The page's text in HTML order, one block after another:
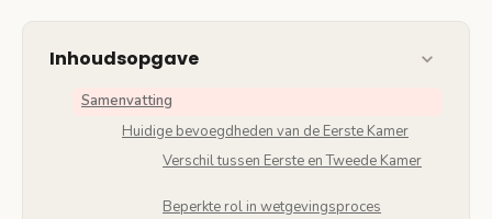
Inhoudsopgave
Samenvatting
Huidige bevoegdheden van de Eerste Kamer
Verschil tussen Eerste en Tweede Kamer
Beperkte rol in wetgevingsproces